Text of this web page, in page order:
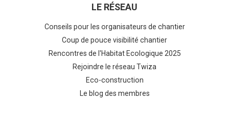
LE RÉSEAU
Conseils pour les organisateurs de chantier
Coup de pouce visibilité chantier
Rencontres de l'Habitat Ecologique 2025
Rejoindre le réseau Twiza
Eco-construction
Le blog des membres